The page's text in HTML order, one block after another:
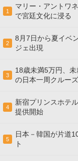
1
マリー・アントワ
で宮廷文化に浸る
2
8月7日から夏イベ
ジェ出現
3
18歳未満5万円、
の日本一周クルーズ
4
新宿プリンスホテ
提供開始
5
日本－韓国が片道
ト